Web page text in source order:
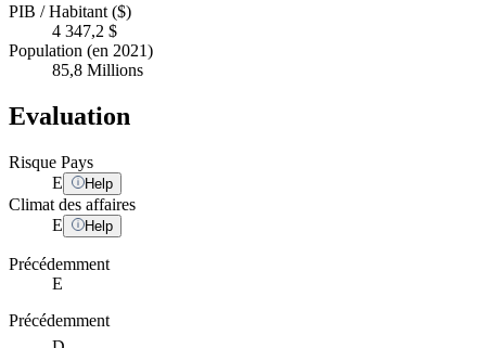
PIB / Habitant ($)
4 347,2 $
Population (en 2021)
85,8 Millions
Evaluation
Risque Pays
E
Help
Climat des affaires
E
Help
Précédemment
E
Précédemment